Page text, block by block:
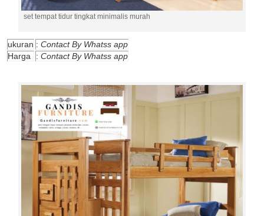
set tempat tidur tingkat minimalis murah
ukuran : Contact By Whatss app
Harga
: Contact By Whatss app